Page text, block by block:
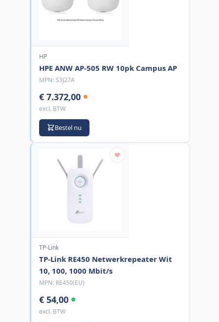
HP
HPE ANW AP-505 RW 10pk Campus AP
MPN: S3J27A
€ 7.372,00
excl. BTW
Bestel nu
TP-Link
TP-Link RE450 Netwerkrepeater Wit
10, 100, 1000 Mbit/s
MPN: RE450(EU)
€ 54,00
excl. BTW